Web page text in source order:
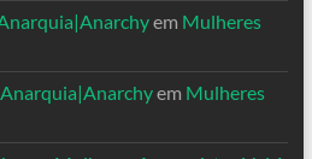
em Mulheres
em Mulheres